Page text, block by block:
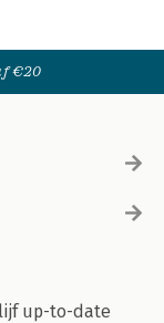
€20
up-to-date